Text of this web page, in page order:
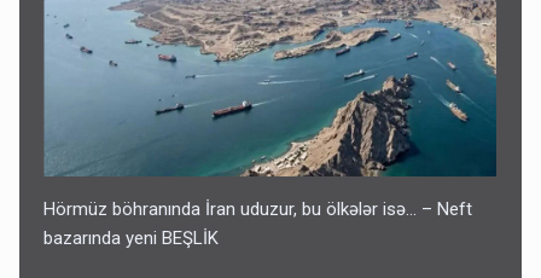
Hörmüz böhranında İran uduzur, bu ölkələr isə... – Neft
bazarında yeni BEŞLİK